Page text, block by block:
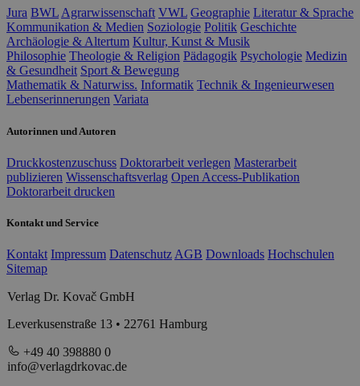
Jura BWLAgrarwissenschaft VWL Geographie Literatur & Sprache
Kommunikation & Medien Soziologie Politik Geschichte
Archäologie & Altertum Kultur, Kunst & Musik
Philosophie Theologie & Religion Pädagogik Psychologie Medizin
& Gesundheit Sport & Bewegung
Mathematik & Naturwiss. Informatik Technik & Ingenieurwesen
Lebenserinnerungen Variata
Autorinnen und Autoren
Druckkostenzuschuss Doktorarbeit verlegen Masterarbeit
publizieren Wissenschaftsverlag Open Access-Publikation
Doktorarbeit drucken
Kontakt und Service
Kontakt Impressum Datenschutz AGB Downloads Hochschulen
Sitemap
Verlag Dr. Kovač GmbH
Leverkusenstraße 13 • 22761 Hamburg
+49 40 398880 0
info@verlagdrkovac.de